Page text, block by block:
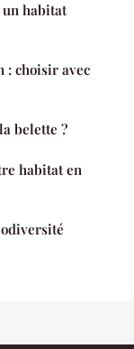
habitat
: choisir avec
belette ?
habitat en